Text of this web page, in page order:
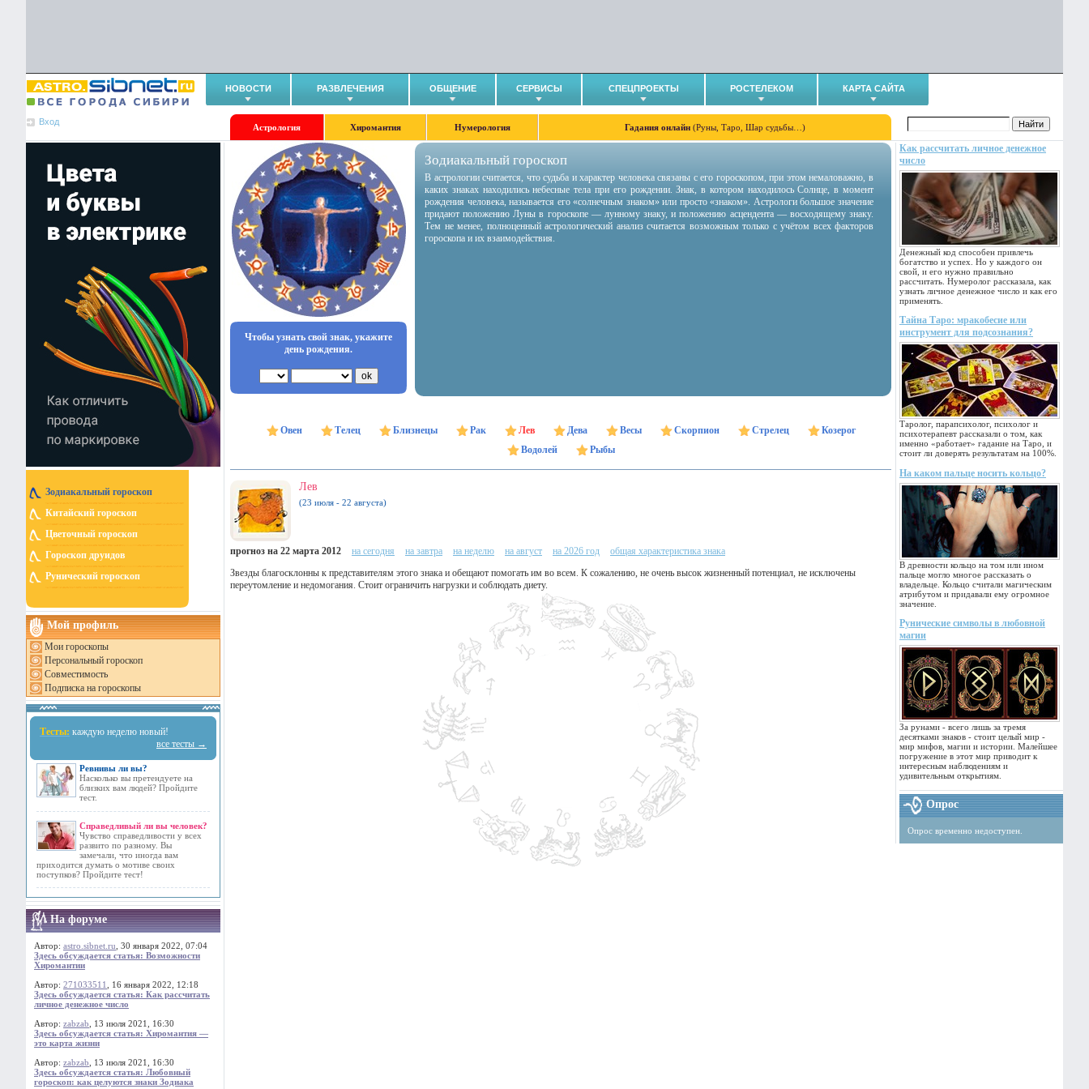
НОВОСТИ РАЗВЛЕЧЕНИЯ ОБЩЕНИЕ СЕРВИСЫ СПЕЦПРОЕКТЫ РОСТЕЛЕКОМ КАРТА САЙТА
Вход
Астрология Хиромантия Нумерология Гадания онлайн (Руны, Таро, Шар судьбы…)
Зодиакальный гороскоп
Китайский гороскоп
Цветочный гороскоп
Гороскоп друидов
Рунический гороскоп
Мой профиль
Мои гороскопы
Персональный гороскоп
Совместимость
Подписка на гороскопы
Тесты: каждую неделю новый!
все тесты →
Ревнивы ли вы?
Насколько вы претендуете на
близких вам людей? Пройдите
тест.
Справедливый ли вы человек?
Чувство справедливости у всех
развито по разному. Вы
замечали, что иногда вам
приходится думать о мотиве своих
поступков? Пройдите тест!
На форуме
Автор: astro.sibnet.ru , 30 января 2022, 07:04
Здесь обсуждается статья: Возможности
Хиромантии
Автор: 271033511
, 16 января 2022, 12:18
Здесь обсуждается статья: Как рассчитать
личное денежное число
Автор: zabzab , 13 июля 2021, 16:30
Здесь обсуждается статья: Хиромантия —
это карта жизни
Автор: zabzab , 13 июля 2021, 16:30
Здесь обсуждается статья: Любовный
гороскоп: как целуются знаки Зодиака
Как рассчитать личное денежное
число
Денежный код способен привлечь
богатство и успех. Но у каждого он
свой, и его нужно правильно
рассчитать. Нумеролог рассказала, как
узнать личное денежное число и как его
применять.
Тайна Таро: мракобесие или
инструмент для подсознания?
Таролог, парапсихолог, психолог и
психотерапевт рассказали о том, как
именно «работает» гадание на Таро, и
стоит ли доверять результатам на 100%.
На каком пальце носить кольцо?
В древности кольцо на том или ином
пальце могло многое рассказать о
владельце. Кольцо считали магическим
атрибутом и придавали ему огромное
значение.
Рунические символы в любовной
магии
За рунами - всего лишь за тремя
десятками знаков - стоит целый мир -
мир мифов, магии и истории. Малейшее
погружение в этот мир приводит к
интересным наблюдениям и
удивительным открытиям.
Опрос
Опрос временно недоступен.
Чтобы узнать свой знак, укажите
день рождения.
Зодиакальный гороскоп
В астрологии считается, что судьба и характер человека связаны с его гороскопом, при этом немаловажно, в
каких знаках находились небесные тела при его рождении. Знак, в котором находилось Солнце, в момент
рождения человека, называется его «солнечным знаком» или просто «знаком». Астрологи большое значение
придают положению Луны в гороскопе — лунному знаку, и положению асцендента — восходящему знаку.
Тем не менее, полноценный астрологический анализ считается возможным только с учётом всех факторов
гороскопа и их взаимодействия.
Овен Телец Близнецы Рак Лев Дева Весы Скорпион Стрелец
Козерог
Водолей
Рыбы
Лев
(23 июля - 22 августа)
прогноз на 22 марта 2012 на сегодня на завтра на неделю на август на 2026 год
общая характеристика знака
Звезды благосклонны к представителям этого знака и обещают помогать им во всем. К сожалению, не очень высок жизненный потенциал, не исключены
переутомление и недомогания. Стоит ограничить нагрузки и соблюдать диету.